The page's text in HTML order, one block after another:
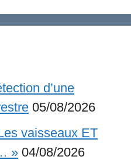
d’une
05/08/2026
vaisseaux ET
» 04/08/2026